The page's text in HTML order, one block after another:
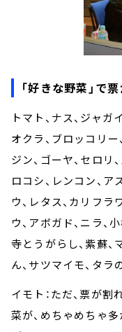
「好きな野菜」で
トマト、ナス、ジャガ
オクラ、ブロッコリー
ジン、ゴーヤ、セロリ
ロコシ、レンコン、ア
ウ、レタス、カリフラ
ウ、アボガド、ニラ、
寺とうがらし、紫蘇、
ん、サツマイモ、タラ
イモト：ただ、票が
菜が、めちゃめちゃ